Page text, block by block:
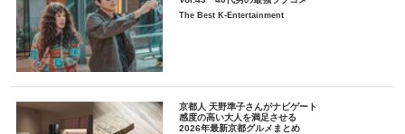
The Best K-Entertainment
京都人 天野準子さんがナビゲート
感度の高い大人を満足させる
2026年最新京都グルメまとめ